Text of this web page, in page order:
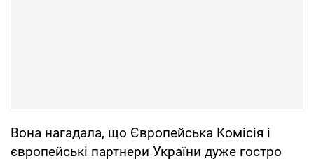
Вона нагадала, що Європейська Комісія і
європейські партнери України дуже гостро